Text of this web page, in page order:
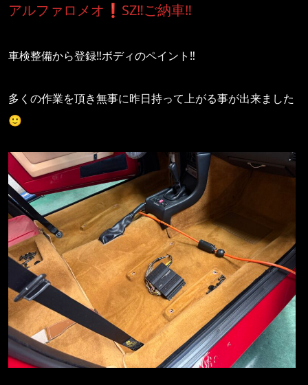
アルファロメオ❗️SZ‼️ご納車‼️
車検整備から登録‼️ボディのペイント‼️
多くの作業を頂き無事に昨日持って上がる事が出来ました
🙂